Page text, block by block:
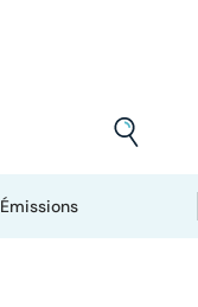
Émissions